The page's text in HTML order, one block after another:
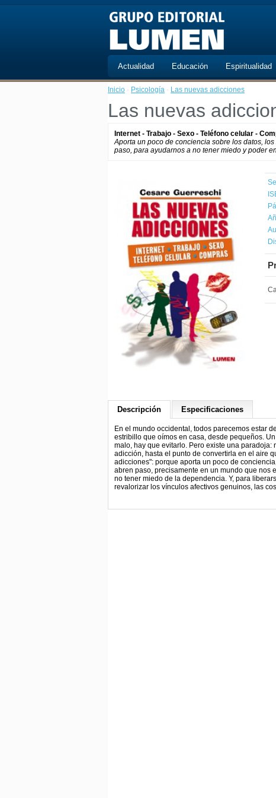
Actualidad Educación Espiritualidad
Inicio · Psicología · Las nuevas adicciones
Las nuevas
Internet - Trabajo - Sexo - Teléfono celular -
Aporta un poco de conciencia sobre los datos,
paso, para ayudarnos a no tener miedo y poder
Descripción Especificaciones
En el mundo occidental, todos parecemos estar
estribillo que oímos en casa, desde pequeños.
malo, hay que evitarlo. Pero existe una
adicción, hasta el punto de convertirla en el aire
adicciones": porque aporta un poco de
abren paso, precisamente en un mundo que nos
no tener miedo de la dependencia. Y, para
revalorizar los vínculos afectivos genuinos, las